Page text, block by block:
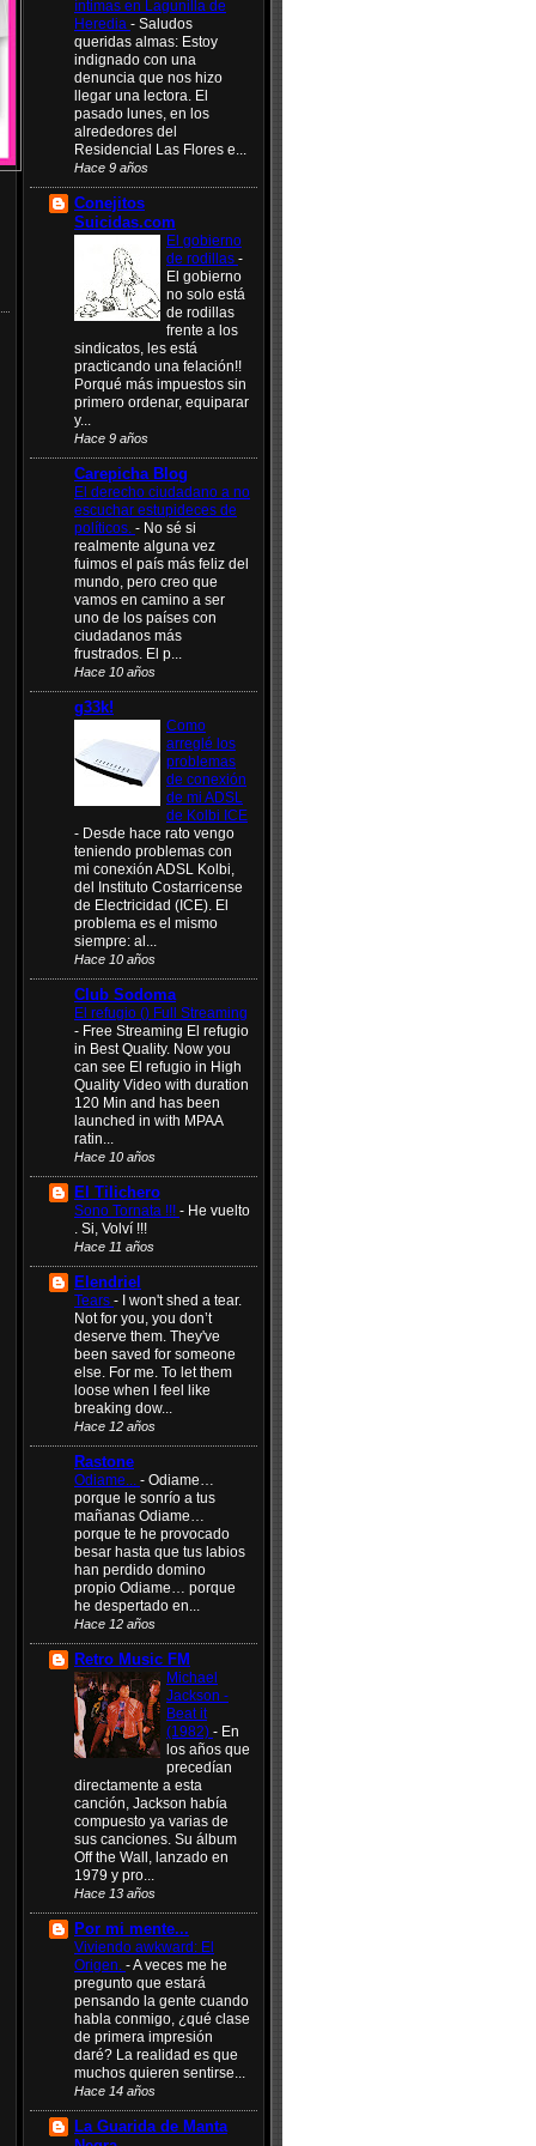
íntimas en Lagunilla de
Heredia - Saludos
queridas almas: Estoy
indignado con una
denuncia que nos hizo
llegar una lectora. El
pasado lunes, en los
alrededores del
Residencial Las Flores e...
Hace 9 años
Conejitos
Suicidas.com
El gobierno
de rodillas -
El gobierno
no solo está
de rodillas
frente a los
sindicatos, les está
practicando una felación!!
Porqué más impuestos sin
primero ordenar, equiparar
y...
Hace 9 años
Carepicha Blog
El derecho ciudadano a no
escuchar estupideces de
políticos. - No sé si
realmente alguna vez
fuimos el país más feliz del
mundo, pero creo que
vamos en camino a ser
uno de los países con
ciudadanos más
frustrados. El p...
Hace 10 años
g33k!
Como
arreglé los
problemas
de conexión
de mi ADSL
de Kolbi ICE
- Desde hace rato vengo
teniendo problemas con
mi conexión ADSL Kolbi,
del Instituto Costarricense
de Electricidad (ICE). El
problema es el mismo
siempre: al...
Hace 10 años
Club Sodoma
El refugio () Full Streaming
- Free Streaming El refugio
in Best Quality. Now you
can see El refugio in High
Quality Video with duration
120 Min and has been
launched in with MPAA
ratin...
Hace 10 años
El Tilichero
Sono Tornata !!! - He vuelto
. Si, Volví !!!
Hace 11 años
Elendriel
Tears - I won't shed a tear.
Not for you, you don’t
deserve them. They've
been saved for someone
else. For me. To let them
loose when I feel like
breaking dow...
Hace 12 años
Rastone
Odiame... - Odiame…
porque le sonrío a tus
mañanas Odiame…
porque te he provocado
besar hasta que tus labios
han perdido domino
propio Odiame… porque
he despertado en...
Hace 12 años
Retro Music FM
Michael
Jackson -
Beat it
(1982) - En
los años que
precedían
directamente a esta
canción, Jackson había
compuesto ya varias de
sus canciones. Su álbum
Off the Wall, lanzado en
1979 y pro...
Hace 13 años
Por mi mente...
Viviendo awkward: El
Origen. -A veces me he
pregunto que estará
pensando la gente cuando
habla conmigo, ¿qué clase
de primera impresión
daré? La realidad es que
muchos quieren sentirse...
Hace 14 años
La Guarida de Manta